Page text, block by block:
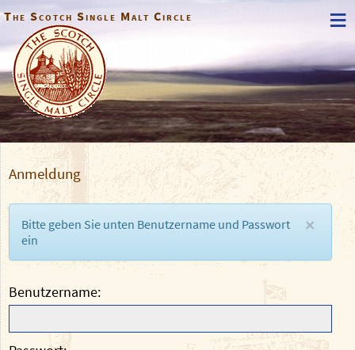
≡
The Scotch Single Malt Circle
Anmeldung
×
Bitte geben Sie unten Benutzername und Passwort
ein
Benutzername